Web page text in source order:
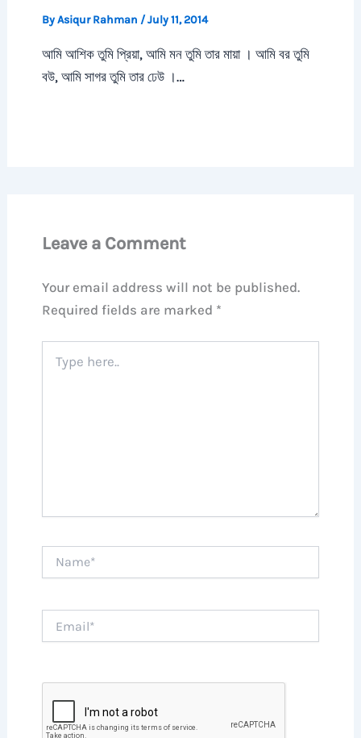
ByAsiqur Rahman /July 11, 2014
আমি আশিক তুমি প্রিয়া, আমি মন তুমি তার মায়া । আমি বর তুমি
বউ, আমি সাগর তুমি তার ঢেউ ।…
Leave a Comment
Your email address will not be published.
Required fields are marked *
here..